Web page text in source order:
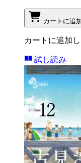
カートに追
カートに追加
試し読み